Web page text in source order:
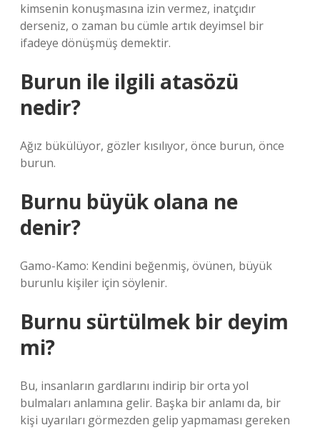
kimsenin konuşmasına izin vermez, inatçıdır
derseniz, o zaman bu cümle artık deyimsel bir
ifadeye dönüşmüş demektir.
Burun ile ilgili atasözü
nedir?
Ağız bükülüyor, gözler kısılıyor, önce burun, önce
burun.
Burnu büyük olana ne
denir?
Gamo-Kamo: Kendini beğenmiş, övünen, büyük
burunlu kişiler için söylenir.
Burnu sürtülmek bir deyim
mi?
Bu, insanların gardlarını indirip bir orta yol
bulmaları anlamına gelir. Başka bir anlamı da, bir
kişi uyarıları görmezden gelip yapmaması gereken